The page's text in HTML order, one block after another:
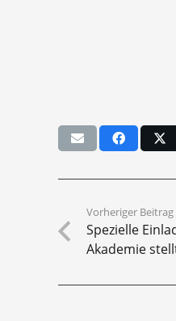
Vorheriger Beitrag
Spezielle
Akademie